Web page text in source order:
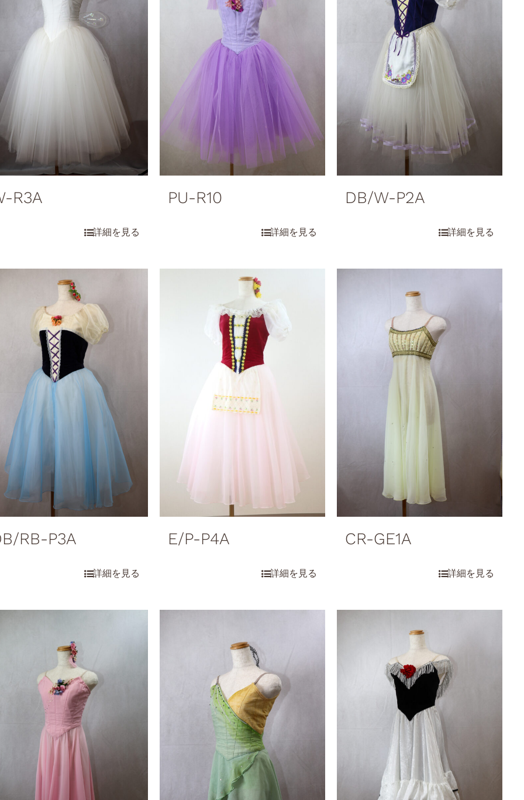
R3A PU-R10 DB/W-P2A
RB-P3A E/P-P4A CR-GE1A